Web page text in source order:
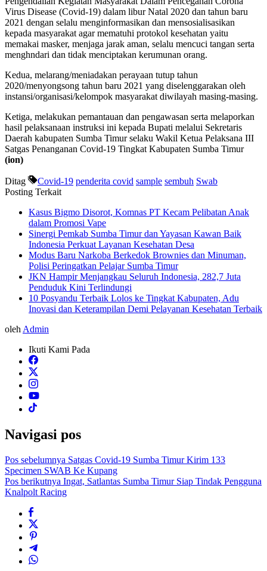
Virus Disease (Covid-19) dalam libur Natal 2020 dan tahun baru
2021 dengan selalu menginformasikan dan mensosialisasikan
kepada masyarakat agar mematuhi protokol kesehatan yaitu
memakai masker, menjaga jarak aman, selalu mencuci tangan serta
menghndari dan tidak menciptakan kerumunan orang.
Kedua, melarang/meniadakan perayaan tutup tahun
2020/menyongsong tahun baru 2021 yang diselenggarakan oleh
instansi/organisasi/kelompok masyarakat diwilayah masing-masing.
Ketiga, melakukan pemantauan dan pengawasan serta melaporkan
hasil pelaksanaan instruksi ini kepada Bupati melalui Sekretaris
Daerah kabupaten Sumba Timur selaku Wakil Ketua Pelaksana III
Satgas Penanganan Covid-19 Tingkat Kabupaten Sumba Timur
(ion)
Ditag Covid-19 penderita covid sample sembuh Swab
Posting Terkait
Kasus Bigmo Disorot, Komnas PT Kecam Pelibatan Anak
dalam Promosi Vape
Sinergi Pemkab Sumba Timur dan Yayasan Kawan Baik
Indonesia Perkuat Layanan Kesehatan Desa
Modus Baru Narkoba Berkedok Brownies dan Minuman,
Polisi Peringatkan Pelajar Sumba Timur
JKN Hampir Menjangkau Seluruh Indonesia, 282,7 Juta
Penduduk Kini Terlindungi
10 Posyandu Terbaik Lolos ke Tingkat Kabupaten, Adu
Inovasi dan Keterampilan Demi Pelayanan Kesehatan Terbaik
oleh Admin
Ikuti Kami Pada
Navigasi pos
Pos sebelumnya Satgas Covid-19 Sumba Timur Kirim 133
Specimen SWAB Ke Kupang
Pos berikutnya Ingat, Satlantas Sumba Timur Siap Tindak Pengguna
Knalpolt Racing